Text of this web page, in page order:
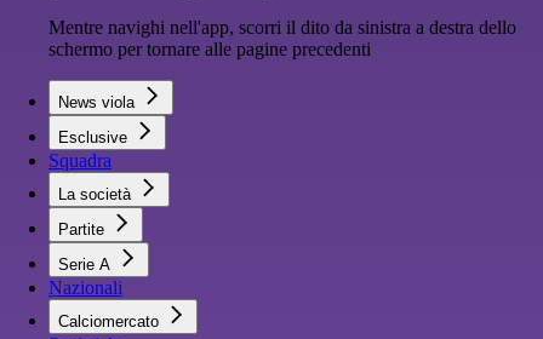
Mentre navighi nell'app, scorri il dito da sinistra a destra dello
schermo per tornare alle pagine precedenti
News viola
Esclusive
Squadra
La società
Partite
Serie A
Nazionali
Calciomercato